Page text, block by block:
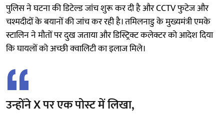
पुलिस ने घटना की डिटेल्ड जांच शुरू कर दी है और CCTV फुटेज और
चश्मदीदों के बयानों की जांच कर रही है। तमिलनाडु के मुख्यमंत्री एमके
स्टालिन ने मौतों पर दुख जताया और डिस्ट्रिक्ट कलेक्टर को आदेश दिया
कि घायलों को अच्छी क्वालिटी का इलाज मिले।
उन्होंने X पर एक पोस्ट में लिखा,